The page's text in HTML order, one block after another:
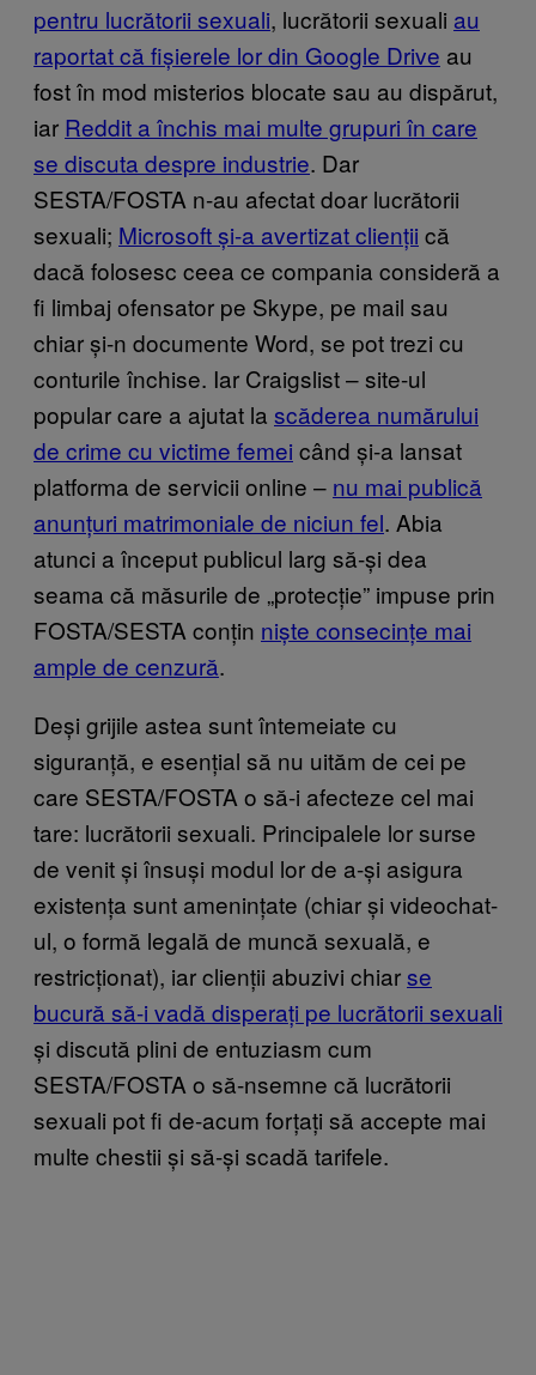
pentru lucrătorii sexuali, lucrătorii sexuali au
raportat că fișierele lor din Google Drive au
fost în mod misterios blocate sau au dispărut,
iar Reddit a închis mai multe grupuri în care
se discuta despre industrie. Dar
SESTA/FOSTA n-au afectat doar lucrătorii
sexuali; Microsoft și-a avertizat clienții că
dacă folosesc ceea ce compania consideră a
fi limbaj ofensator pe Skype, pe mail sau
chiar și-n documente Word, se pot trezi cu
conturile închise. Iar Craigslist – site-ul
popular care a ajutat la scăderea numărului
de crime cu victime femei când și-a lansat
platforma de servicii online – nu mai publică
anunțuri matrimoniale de niciun fel. Abia
atunci a început publicul larg să-și dea
seama că măsurile de „protecție” impuse prin
FOSTA/SESTA conțin niște consecințe mai
ample de cenzură.
Deși grijile astea sunt întemeiate cu
siguranță, e esențial să nu uităm de cei pe
care SESTA/FOSTA o să-i afecteze cel mai
tare: lucrătorii sexuali. Principalele lor surse
de venit și însuși modul lor de a-și asigura
existența sunt amenințate (chiar și videochat-
ul, o formă legală de muncă sexuală, e
restricționat), iar clienții abuzivi chiarse
bucură să-i vadă disperați pe lucrătorii sexuali
și discută plini de entuziasm cum
SESTA/FOSTA o să-nsemne că lucrătorii
sexuali pot fi de-acum forțați să accepte mai
multe chestii și să-și scadă tarifele.